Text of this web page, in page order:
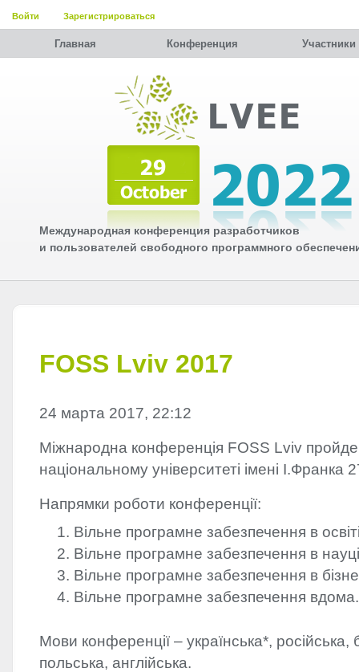
Войти Зарегистрироваться
Главная Конференция Участники
Международная конференция разработчиков
и пользователей свободного программного
FOSS Lviv 2017
24 марта 2017, 22:12
Міжнародна конференція FOSS Lviv пройде
національному університеті імені І.Франка
Напрямки роботи конференції:
Вільне програмне забезпечення в
Вільне програмне забезпечення в
Вільне програмне забезпечення в
Вільне програмне забезпечення вдома.
Мови конференції – українська*, російська,
польська, англійська.